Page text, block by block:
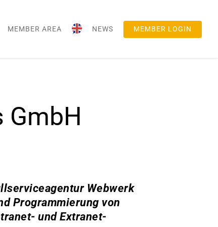
MEMBER AREA NEWS MEMBER LOGIN
GmbH
Webwerk
Programmierung von
und Extranet-